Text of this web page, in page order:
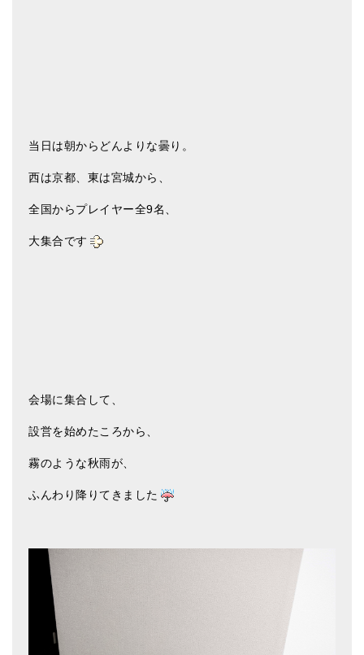
アマナマナのティンシャ
プレミアム・ティンシャ（L・M）
ベーシック・ティンシャ（4種）
ティンシャケース
シンギングボウル入門本・CD
アウトレット
ロゴステッカー・ポストカード各種
亡命チベット人尼僧のお守り・チャーム
チベット・マントラ・ヒーリングCD
当日は朝からどんよりな曇り。
西は京都、東は宮城から、
全国からプレイヤー全9名、
大集合です
会場に集合して、
設営を始めたころから、
霧のような秋雨が、
ふんわり降りてきました